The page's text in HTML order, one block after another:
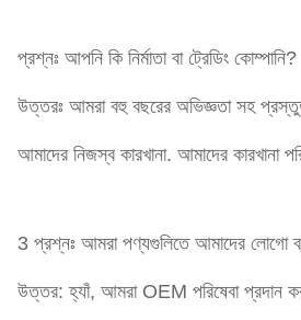
প্রশ্নঃ আপনি কি নির্মাতা বা ট্রেডিং কোম্পানি?
উত্তরঃ আমরা বহু বছরের অভিজ্ঞতা সহ
আমাদের নিজস্ব কারখানা. আমাদের কারখানা
3 প্রশ্নঃ আমরা পণ্যগুলিতে আমাদের লোগো
উত্তর: হ্যাঁ, আমরা OEM পরিষেবা প্রদান